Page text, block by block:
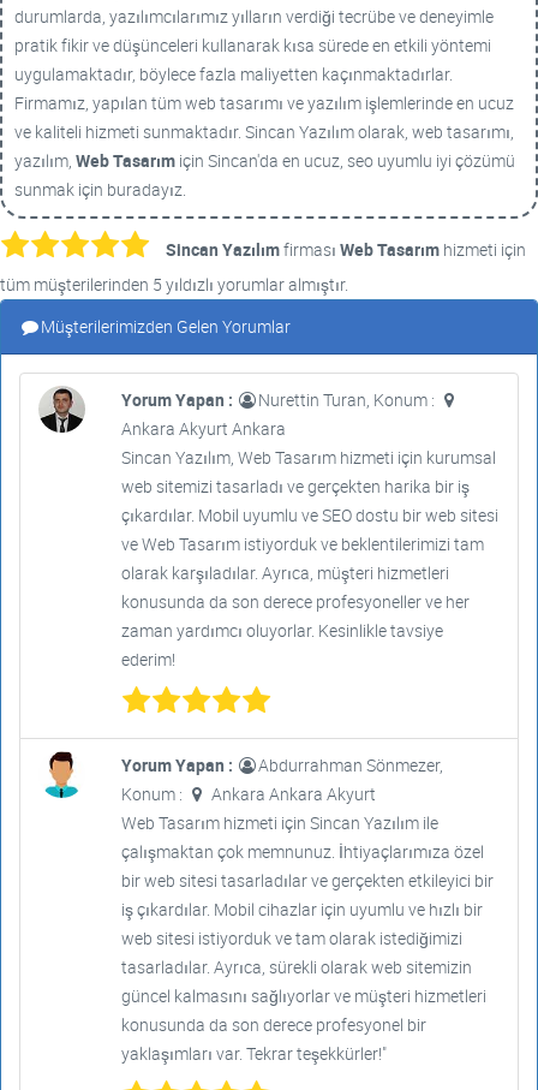
durumlarda, yazılımcılarımız yılların verdiği tecrübe ve deneyimle
pratik fikir ve düşünceleri kullanarak kısa sürede en etkili yöntemi
uygulamaktadır, böylece fazla maliyetten kaçınmaktadırlar.
Firmamız, yapılan tüm web tasarımı ve yazılım işlemlerinde en ucuz
ve kaliteli hizmeti sunmaktadır. Sincan Yazılım olarak, web tasarımı,
yazılım, Web Tasarım için Sincan'da en ucuz, seo uyumlu iyi çözümü
sunmak için buradayız.
Sincan Yazılımfirması Web Tasarım hizmeti için
tüm müşterilerinden 5 yıldızlı yorumlar almıştır.
Müşterilerimizden Gelen Yorumlar
Yorum Yapan :
Nurettin Turan, Konum :
Ankara Akyurt Ankara
Sincan Yazılım, Web Tasarım hizmeti için kurumsal
web sitemizi tasarladı ve gerçekten harika bir iş
çıkardılar. Mobil uyumlu ve SEO dostu bir web sitesi
ve Web Tasarım istiyorduk ve beklentilerimizi tam
olarak karşıladılar. Ayrıca, müşteri hizmetleri
konusunda da son derece profesyoneller ve her
zaman yardımcı oluyorlar. Kesinlikle tavsiye
ederim!
Yorum Yapan :
Abdurrahman Sönmezer,
Konum :
Ankara Ankara Akyurt
Web Tasarım hizmeti için Sincan Yazılım ile
çalışmaktan çok memnunuz. İhtiyaçlarımıza özel
bir web sitesi tasarladılar ve gerçekten etkileyici bir
iş çıkardılar. Mobil cihazlar için uyumlu ve hızlı bir
web sitesi istiyorduk ve tam olarak istediğimizi
tasarladılar. Ayrıca, sürekli olarak web sitemizin
güncel kalmasını sağlıyorlar ve müşteri hizmetleri
konusunda da son derece profesyonel bir
yaklaşımları var. Tekrar teşekkürler!"